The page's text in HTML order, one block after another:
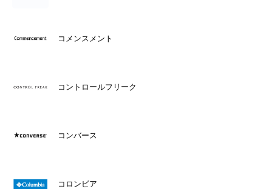
コメンスメント
コントロールフリーク
コンバース
コロンビア